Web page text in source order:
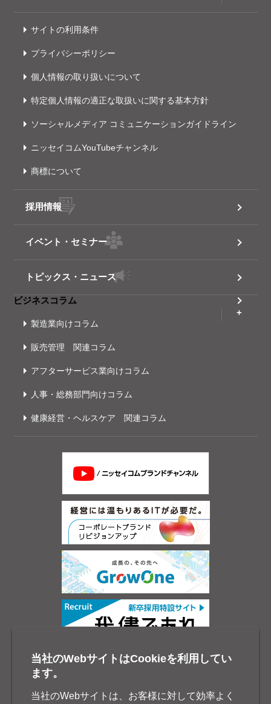
サイトの利用条件
プライバシーポリシー
個人情報の取り扱いについて
特定個人情報の適正な取扱いに関する基本方針
ソーシャルメディア コミュニケーションガイドライン
ニッセイコムYouTubeチャンネル
商標について
採用情報
イベント・セミナー
トピックス・ニュース
ビジネスコラム
製造業向けコラム
販売管理 関連コラム
アフターサービス業向けコラム
人事・総務部門向けコラム
健康経営・ヘルスケア 関連コラム
当社のWebサイトはCookieを利用してい
ます。
当社のWebサイトは、お客様に対して効率よく